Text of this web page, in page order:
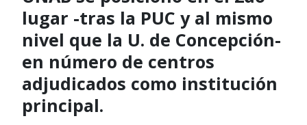
lugar -tras la PUC y al mismo
nivel que la U. de Concepción-
en número de centros
adjudicados como institución
principal.